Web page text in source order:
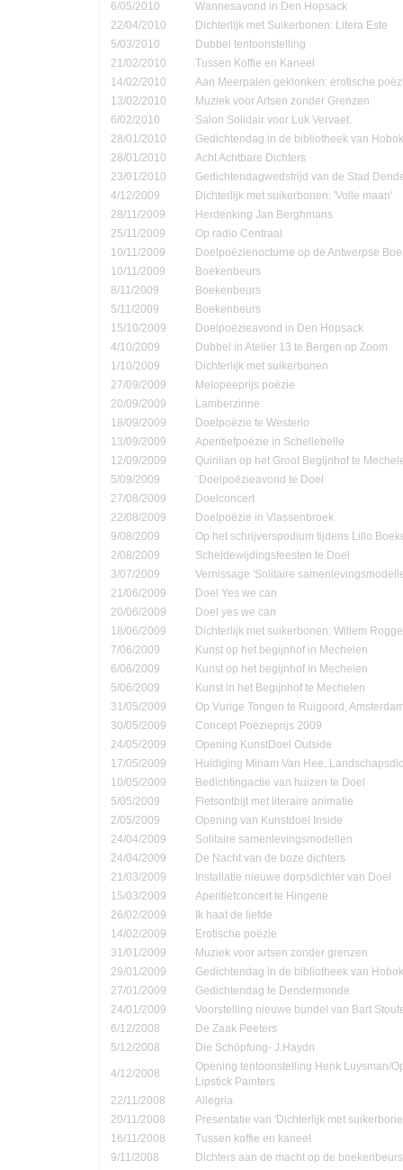
6/05/2010
Wannesavond in Den Hopsack
22/04/2010
Dichterlijk met Suikerbonen: Litera Este
5/03/2010
Dubbel tentoonstelling
21/02/2010
Tussen Koffie en Kaneel
14/02/2010
Aan Meerpalen geklonken: erotische
13/02/2010
Muziek voor Artsen zonder Grenzen
6/02/2010
Salon Solidair voor Luk Vervaet.
28/01/2010
Gedichtendag in de bibliotheek van
28/01/2010
Acht Achtbare Dichters
23/01/2010
Gedichtendagwedstrijd van de Stad
4/12/2009
Dichterlijk met suikerbonen: 'Volle maan'
28/11/2009
Herdenking Jan Berghmans
25/11/2009
Op radio Centraal
10/11/2009
Doelpoëzienocturne op de Antwerpse
10/11/2009
Boekenbeurs
8/11/2009
Boekenbeurs
5/11/2009
Boekenbeurs
15/10/2009
Doelpoëzieavond in Den Hopsack
4/10/2009
Dubbel in Atelier 13 te Bergen op Zoom
1/10/2009
Dichterlijk met suikerbonen
27/09/2009
Melopeeprijs poëzie
20/09/2009
Lamberzinne
18/09/2009
Doelpoëzie te Westerlo
13/09/2009
Aperitiefpoëzie in Schellebelle
12/09/2009
Quirilian op het Groot Begijnhof te
5/09/2009
¨Doelpoëzieavond te Doel
27/08/2009
Doelconcert
22/08/2009
Doelpoëzie in Vlassenbroek
9/08/2009
Op het schrijverspodium tijdens Lillo
2/08/2009
Scheldewijdingsfeesten te Doel
3/07/2009
Vernissage 'Solitaire
21/06/2009
Doel Yes we can
20/06/2009
Doel yes we can
18/06/2009
Dichterlijk met suikerbonen: Willem
7/06/2009
Kunst op het begijnhof in Mechelen
6/06/2009
Kunst op het begijnhof in Mechelen
5/06/2009
Kunst in het Begijnhof te Mechelen
31/05/2009
Op Vurige Tongen te Ruigoord,
30/05/2009
Concept Poëzieprijs 2009
24/05/2009
Opening KunstDoel Outside
17/05/2009
Huldiging Miriam Van Hee,
10/05/2009
Bedichtingactie van huizen te Doel
5/05/2009
Fietsontbijt met literaire animatie
2/05/2009
Opening van Kunstdoel Inside
24/04/2009
Solitaire samenlevingsmodellen
24/04/2009
De Nacht van de boze dichters
21/03/2009
Installatie nieuwe dorpsdichter van Doel
15/03/2009
Aperitiefconcert te Hingene
26/02/2009
Ik haat de liefde
14/02/2009
Erotische poëzie
31/01/2009
Muziek voor artsen zonder grenzen
29/01/2009
Gedichtendag in de bibliotheek van
27/01/2009
Gedichtendag te Dendermonde
24/01/2009
Voorstelling nieuwe bundel van Bart
6/12/2008
De Zaak Peeters
5/12/2008
Die Schöpfung- J.Haydn
4/12/2008
Opening tentoonstelling Henk Luysman/
Lipstick Painters
22/11/2008
Allegria
20/11/2008
Presentatie van 'Dichterlijk met
16/11/2008
Tussen koffie en kaneel
9/11/2008
Dichters aan de macht op de boekenbeurs